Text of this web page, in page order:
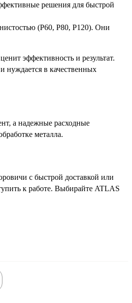
решения для быстрой
(P60, P80, P120). Они
эффективность и результат.
нуждается в качественных
а надежные расходные
металла.
с быстрой доставкой или
к работе. Выбирайте ATLAS